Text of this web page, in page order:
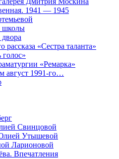
1941 — 1945
школы
рассказа «Сестра таланта»
«Ремарка»
август 1991-го…
Свинцовой
Утышевой
Ларионовой
Впечатления